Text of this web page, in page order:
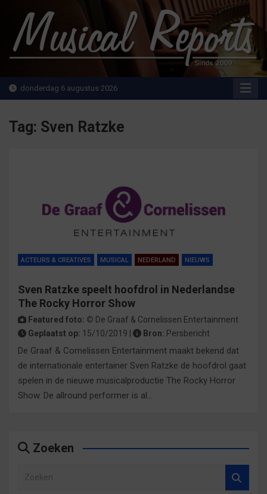
inhoud
MusicalReports.nl
Sinds 2009
donderdag 6 augustus 2026
Tag: Sven Ratzke
ACTEURS & CREATIVES MUSICAL NEDERLAND NIEUWS
Sven Ratzke speelt hoofdrol in Nederlandse
The Rocky Horror Show
Featured foto: © De Graaf & Cornelissen Entertainment
Geplaatst op: 15/10/2019 | Bron: Persbericht
De Graaf & Cornelissen Entertainment maakt bekend dat
de internationale entertainer Sven Ratzke de hoofdrol gaat
spelen in de nieuwe musicalproductie The Rocky Horror
Show. De allround performer is al…
Zoeken